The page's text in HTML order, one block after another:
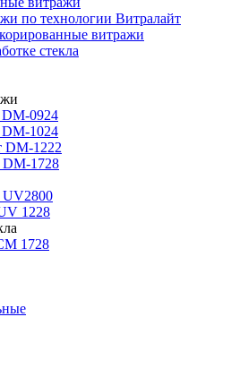
по технологии Витралайт
витражи
стекла
0924
1024
DM-1222
DM-1728
UV2800
1228
1728